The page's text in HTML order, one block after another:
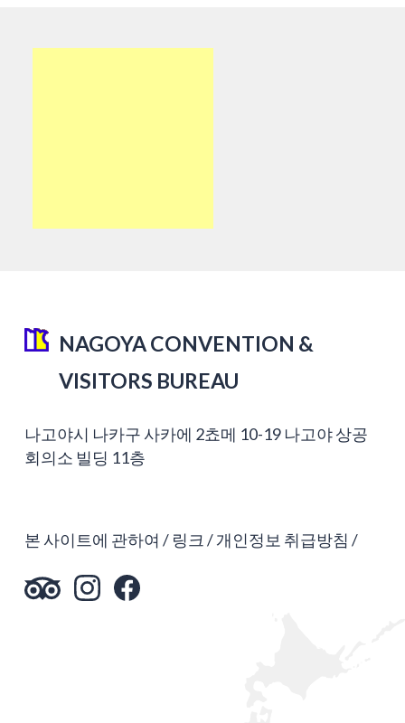
NAGOYA CONVENTION &
VISITORS BUREAU
나고야시 나카구 사카에 2쵸메 10-19 나고야 상공
회의소 빌딩 11층
본 사이트에 관하여 링크 개인정보 취급방침